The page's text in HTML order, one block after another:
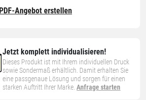
Jetzt komplett individualisieren!
Dieses Produkt ist mit Ihrem individuellen Druck
sowie Sondermaß erhältlich. Damit erhalten Sie
eine passgenaue Lösung und sorgen für einen
starken Auftritt Ihrer Marke.Anfrage starten
PDF-Angebot erstellen